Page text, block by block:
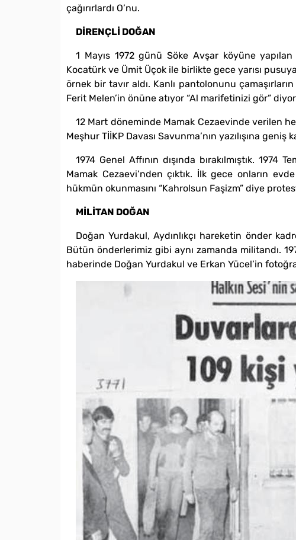
çağırırlardı O’nu.
DİRENÇLİ DOĞAN
1 Mayıs 1972 günü Söke Avşar köyüne
Kocatürk ve Ümit Üçok ile birlikte gece yarısı
örnek bir tavır aldı. Kanlı pantolonunu
Ferit Melen’in önüne atıyor “Al marifetinizi gör”
12 Mart döneminde Mamak Cezaevinde verilen
Meşhur TİİKP Davası Savunma’nın yazılışına geniş
1974 Genel Affının dışında bırakılmıştık.
Mamak Cezaevi’nden çıktık. İlk gece onların
hükmün okunmasını “Kahrolsun Faşizm” diye
MİLİTAN DOĞAN
Doğan Yurdakul, Aydınlıkçı hareketin önder
Bütün önderlerimiz gibi aynı zamanda militandı.
haberinde Doğan Yurdakul ve Erkan Yücel’in